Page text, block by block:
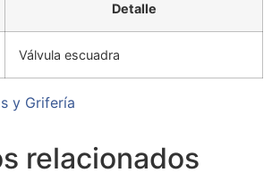
Detalle
Válvula escuadra
y Grifería
relacionados